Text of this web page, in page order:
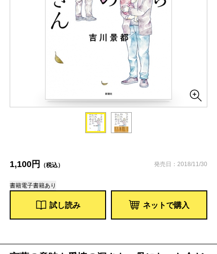
1,100円 （税込） 発売日：2018/11/30
書籍電子書籍あり
試し読み ネットで購入